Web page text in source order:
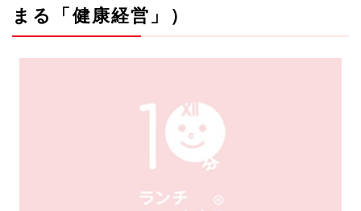
まる「健康経営」）